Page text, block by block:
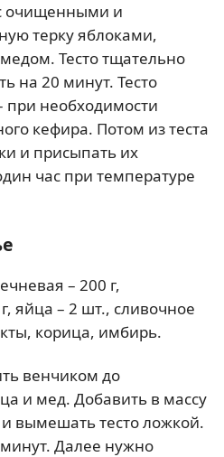
очищенными и
терку яблоками,
Тесто тщательно
на 20 минут. Тесто
необходимости
кефира. Потом из теста
и присыпать их
час при температуре
– 200 г,
яйца – 2 шт., сливочное
корица, имбирь.
венчиком до
и мед. Добавить в массу
вымешать тесто ложкой.
Далее нужно